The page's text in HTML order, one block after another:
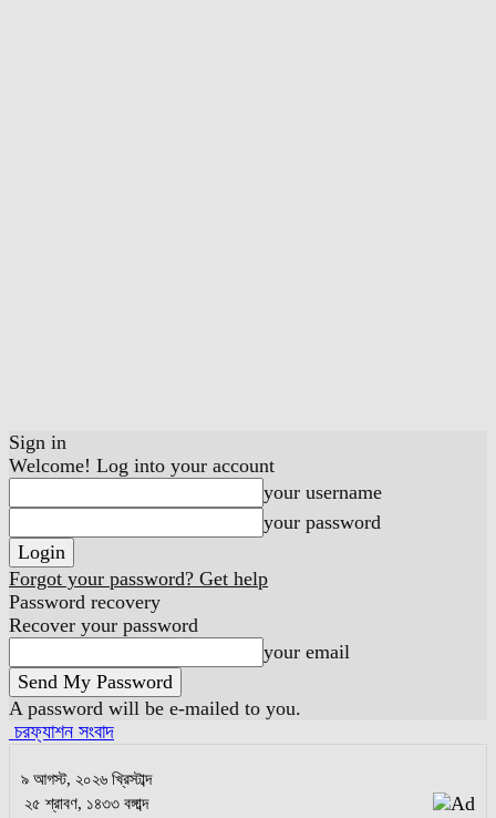
Sign in
Welcome! Log into your account
your username
your password
Forgot your password? Get help
Password recovery
Recover your password
your email
A password will be e-mailed to you.
চরফ্যাশন সংবাদ
৯ আগস্ট, ২০২৬ খ্রিস্টাব্দ
২৫ শ্রাবণ, ১৪৩৩ বঙ্গাব্দ